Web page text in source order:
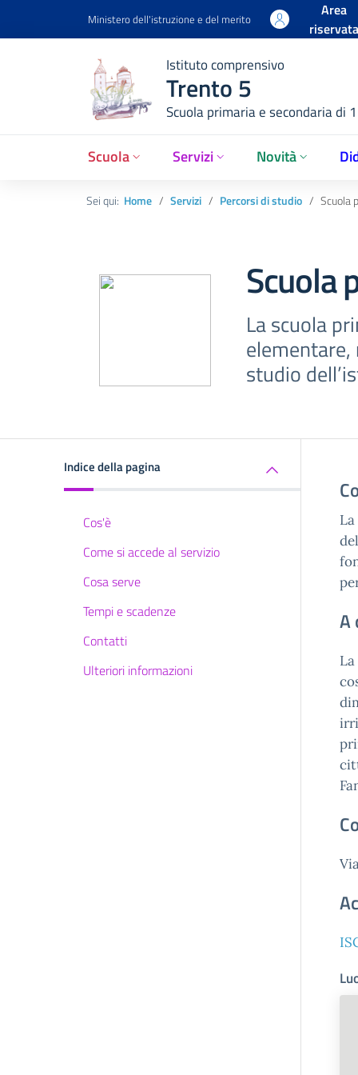
Ministero dell'istruzione e del merito
Area
Istituto comprensivo
Trento 5
Scuola primaria e secondaria di
Scuola Servizi Novità
Sei qui: Home Servizi Percorsi di studio Scuola
Scuola
La scuola
studio
Indice della pagina
Cos'è
Come si accede al servizio
Cosa serve
Tempi e scadenze
Contatti
Ulteriori informazioni
A